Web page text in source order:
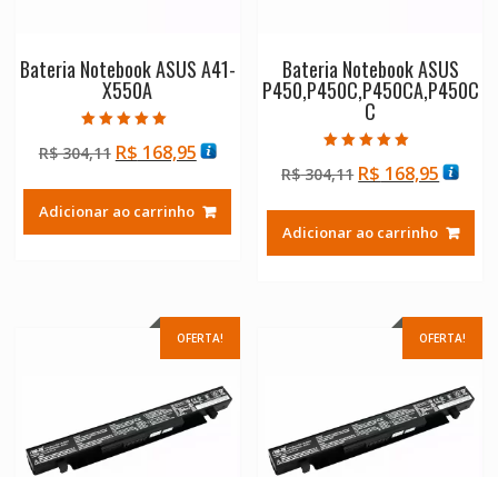
Bateria Notebook ASUS A41-
X550A
5.00
de 5
R$304,11 O
original
era:
R$ 168,95O
atual
é:
Adicionar ao carrinho
Bateria Notebook ASUS
P450,P450C,P450CA,P450C
C
5.00
de 5
R$304,11 O
original
era:
R$ 168,95O
atual
é:
Adicionar ao carrinho
OFERTA! OFERTA!